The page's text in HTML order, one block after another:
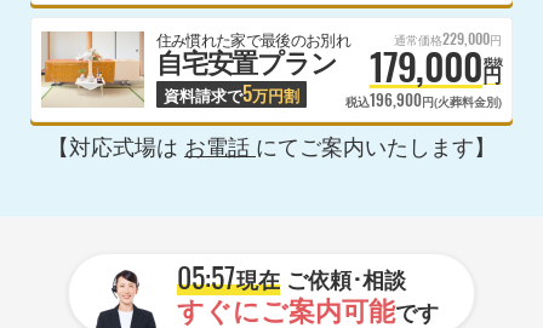
住み慣れた家で最後のお別れ
自宅安置プラン
資料請求で5万円割
通常価格229,000円
179,000円
税抜
税込196,900円(火葬料金別)
【対応式場は お電話 にてご案内いたします】
05:57現在ご依頼･相談
すぐにご案内可能です